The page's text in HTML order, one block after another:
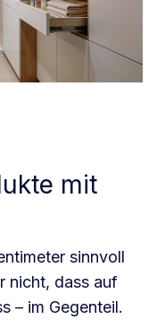
mit
sinnvoll
nicht, dass auf
– im Gegenteil.